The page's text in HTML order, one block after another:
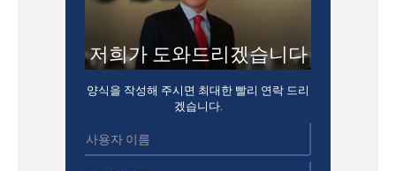
저희가 도와드리겠습니다
양식을 작성해 주시면 최대한 빨리 연락 드리
겠습니다.